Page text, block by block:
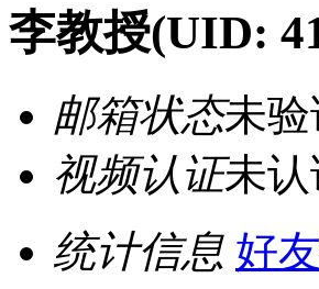
李教授(UID:
邮箱状态未验
视频认证未认
统计信息 好